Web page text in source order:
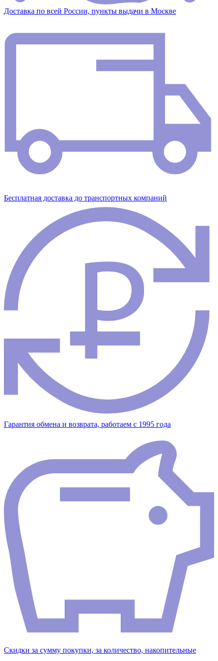
Доставка по всей России, пункты выдачи в Москве
Бесплатная доставка до транспортных компаний
Гарантия обмена и возврата, работаем с 1995 года
Скидки за сумму покупки, за количество, накопительные